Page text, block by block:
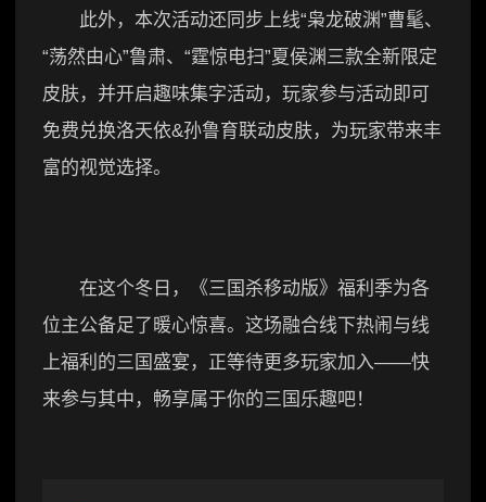
此外，本次活动还同步上线“枭龙破渊”曹髦、
“荡然由心”鲁肃、“霆惊电扫”夏侯渊三款全新限定
皮肤，并开启趣味集字活动，玩家参与活动即可
免费兑换洛天依&孙鲁育联动皮肤，为玩家带来丰
富的视觉选择。
在这个冬日，《三国杀移动版》福利季为各
位主公备足了暖心惊喜。这场融合线下热闹与线
上福利的三国盛宴，正等待更多玩家加入——快
来参与其中，畅享属于你的三国乐趣吧！